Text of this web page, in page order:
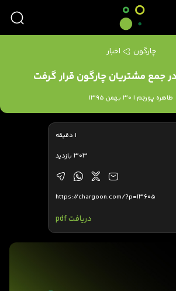
چارگون اخبار
جمع مشتریان چارگون قرار گرفت
طاهره پورجم | 30 بهمن 1395
1 دقیقه
303 بازدید
https://chargoon.com/?p=13605
دریافت pdf